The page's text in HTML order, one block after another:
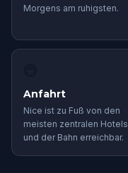
Morgens am ruhigsten.
Anfahrt
Nice ist zu Fuß von den
meisten zentralen Hotels
und der Bahn erreichbar.